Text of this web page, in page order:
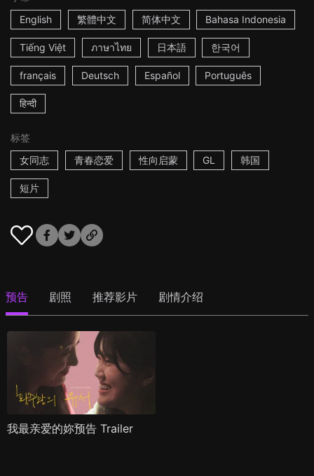
English
繁體中文 简体中文 Bahasa Indonesia
Tiếng Việt ภาษาไทย 日本語 한국어
français Deutsch Español Português
हिन्दी
标签
女同志
青春恋爱 性向启蒙 GL 韩国
短片
预告 剧照 推荐影片 剧情介绍
我最亲爱的妳预告 Trailer